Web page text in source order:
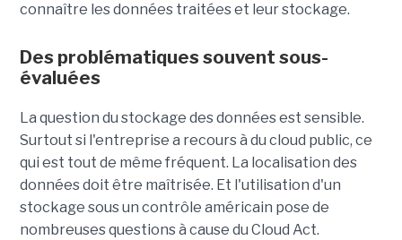
connaître les données traitées et leur stockage.
Des problématiques souvent sous-
évaluées
La question du stockage des données est sensible.
Surtout si l'entreprise a recours à du cloud public, ce
qui est tout de même fréquent. La localisation des
données doit être maîtrisée. Et l'utilisation d'un
stockage sous un contrôle américain pose de
nombreuses questions à cause du Cloud Act.